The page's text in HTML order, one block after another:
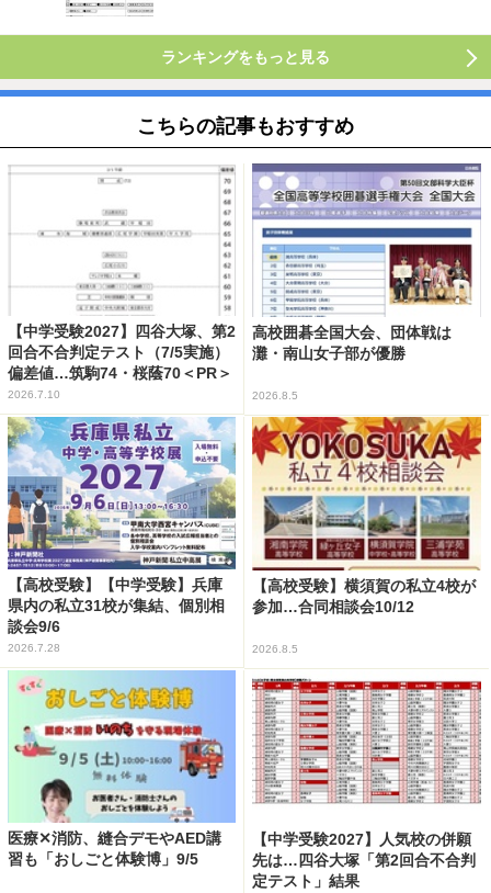
ランキングをもっと見る
こちらの記事もおすすめ
【中学受験2027】四谷大塚、第2
回合不合判定テスト（7/5実施）
偏差値…筑駒74・桜蔭70＜PR＞
2026.7.10
高校囲碁全国大会、団体戦は
灘・南山女子部が優勝
2026.8.5
【高校受験】【中学受験】兵庫
県内の私立31校が集結、個別相
談会9/6
2026.7.28
【高校受験】横須賀の私立4校が
参加…合同相談会10/12
2026.8.5
医療✕消防、縫合デモやAED講
習も「おしごと体験博」9/5
【中学受験2027】人気校の併願
先は…四谷大塚「第2回合不合判
定テスト」結果